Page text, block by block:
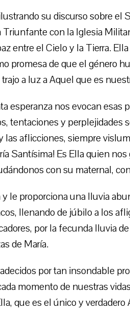
su discurso sobre el
Triunfante con la Iglesia
entre el Cielo y la Tierra.
promesa de que el género
a luz a Aquel que es
esperanza nos evocan esas
tentaciones y perplejidades
las aflicciones, siempre
Santísima! Es Ella quien
con su maternal,
y le proporciona una lluvia
llenando de júbilo a los
por la fecunda lluvia
de María.
por tan insondable
momento de nuestras
que es el único y